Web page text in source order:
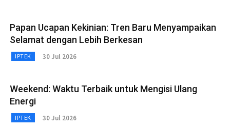
Papan Ucapan Kekinian: Tren Baru Menyampaikan
Selamat dengan Lebih Berkesan
IPTEK 30 Jul 2026
Weekend: Waktu Terbaik untuk Mengisi Ulang
Energi
IPTEK 30 Jul 2026